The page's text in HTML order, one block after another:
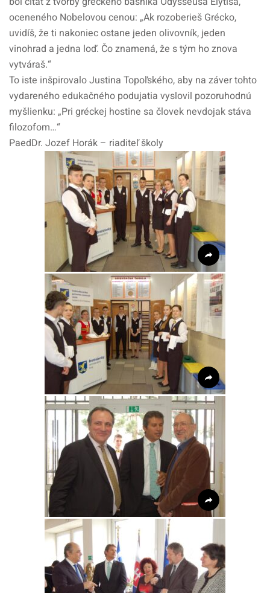
oceneného Nobelovou cenou: „Ak rozoberieš Grécko,
uvidíš, že ti nakoniec ostane jeden olivovník, jeden
vinohrad a jedna loď. Čo znamená, že s tým ho znova
vytváraš.“
To iste inšpirovalo Justina Topoľského, aby na záver tohto
vydareného edukačného podujatia vyslovil pozoruhodnú
myšlienku: „Pri gréckej hostine sa človek nevdojak stáva
filozofom…“
PaedDr. Jozef Horák – riaditeľ školy